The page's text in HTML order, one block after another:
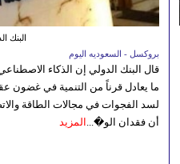
البنك
بروكسل - السعوديه اليوم
قال البنك الدولي إن الذكاء
ما يعادل قرناً من التنمية في غضون
لسد الفجوات في مجالات الطاقة
أن فقدان الو�... المزيد